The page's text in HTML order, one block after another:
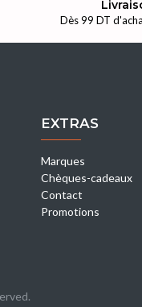
Dès 99 DT
EXTRAS
Marques
Chèques-cadeaux
Contact
Promotions